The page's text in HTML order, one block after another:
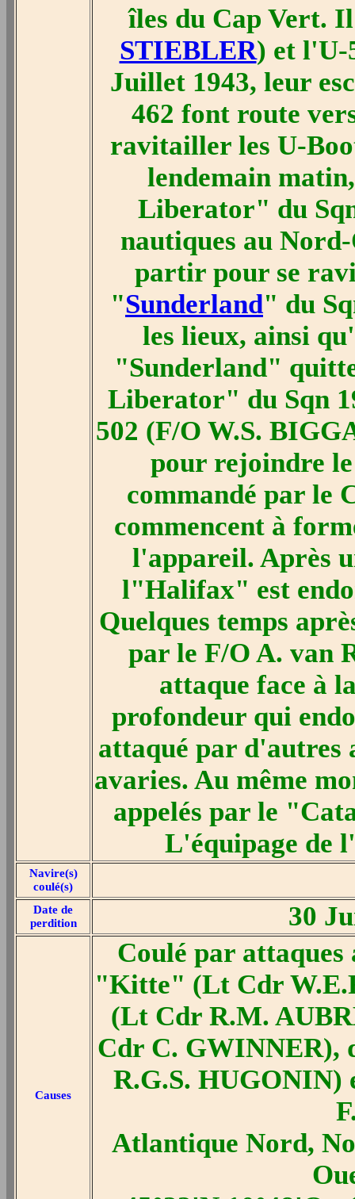
îles du Cap Vert.
STIEBLER) et l'U-
Juillet 1943, leur
462 font route
ravitailler les U-
lendemain
Liberator" du
nautiques au
partir pour se
"Sunderland" du
les lieux, ainsi
"Sunderland"
Liberator" du Sqn
502 (F/O W.S.
pour rejoindre
commandé par le
commencent à
l'appareil. Après
l"Halifax" est
Quelques temps
par le F/O A. van
attaque face à
profondeur qui
attaqué par d'autres
avaries. Au même
appelés par le
L'équipage de
Navire(s)
coulé(s)
Date de
perdition
30
Causes
Coulé par
"Kitte" (Lt Cdr
(Lt Cdr R.M.
Cdr C. GWINNER),
R.G.S.
Atlantique Nord,